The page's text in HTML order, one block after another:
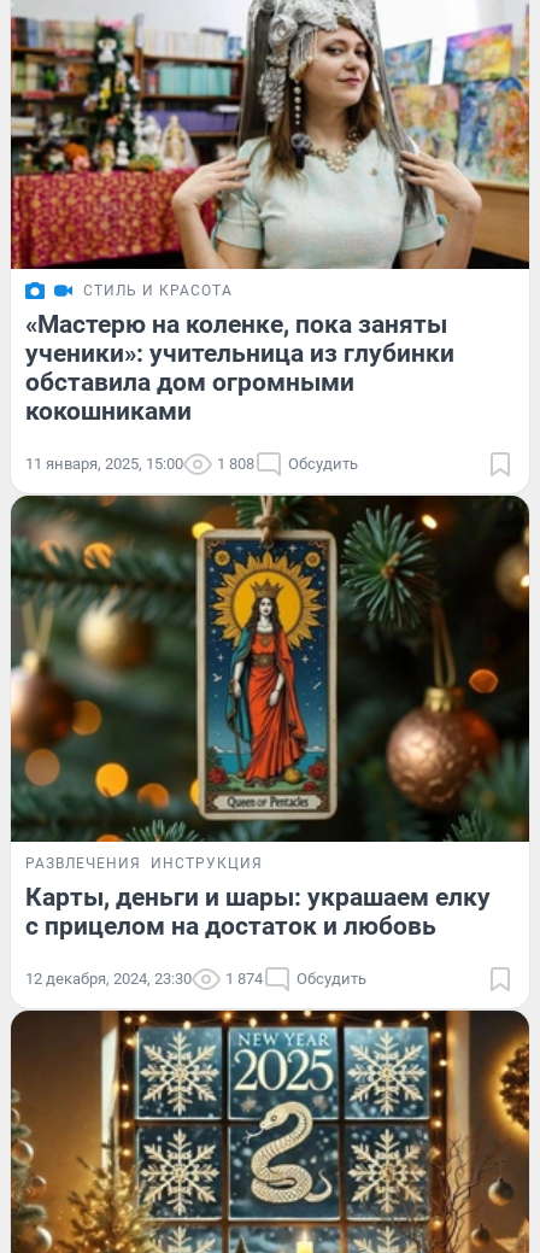
СТИЛЬ И КРАСОТА
«Мастерю на коленке, пока заняты
ученики»: учительница из глубинки
обставила дом огромными
кокошниками
11 января, 2025, 15:00 1 808 Обсудить
РАЗВЛЕЧЕНИЯ ИНСТРУКЦИЯ
Карты, деньги и шары: украшаем елку
с прицелом на достаток и любовь
12 декабря, 2024, 23:30 1 874 Обсудить